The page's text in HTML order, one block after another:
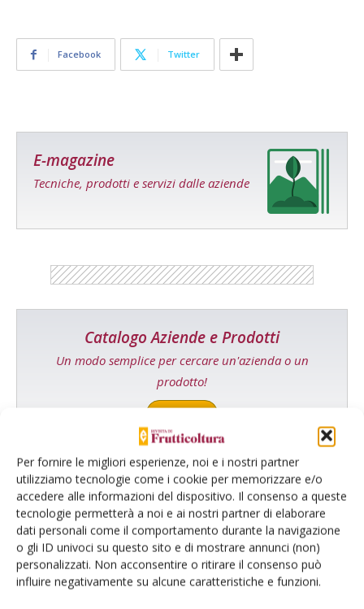
Per fornire le migliori esperienze, noi e i nostri partner
utilizziamo tecnologie come i cookie per memorizzare e/o
accedere alle informazioni del dispositivo. Il consenso a queste
tecnologie permetterà a noi e ai nostri partner di elaborare
dati personali come il comportamento durante la navigazione
o gli ID univoci su questo sito e di mostrare annunci (non)
personalizzati. Non acconsentire o ritirare il consenso può
influire negativamente su alcune caratteristiche e funzioni.
Facebook Twitter
E-magazine
Tecniche, prodotti e servizi dalle aziende
Catalogo Aziende e Prodotti
Un modo semplice per cercare un'azienda o un
prodotto!
L'Esperto risponde
I consigli di Terra e Vita agli agricoltori
Cerca adesso